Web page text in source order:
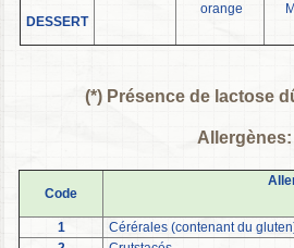
DESSERT
orange
(*) Présence de lactose
Allergènes:
Code
1
Cérérales (contenant du